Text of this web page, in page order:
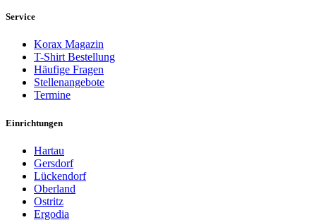
Service
Korax Magazin
T-Shirt Bestellung
Häufige Fragen
Stellenangebote
Termine
Einrichtungen
Hartau
Gersdorf
Lückendorf
Oberland
Ostritz
Ergodia